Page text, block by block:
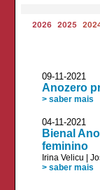
2026 2025
09-11-
Anozero
> saber mais
04-11-2021
Bienal
feminino
Irina Velicu
> saber mais